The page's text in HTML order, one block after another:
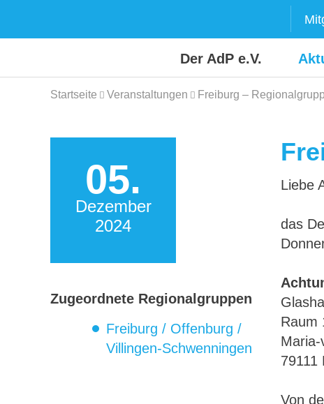
Der AdP e.V.
Startseite Veranstaltungen Freiburg –
05.
Dezember
2024
Zugeordnete Regionalgruppen
Freiburg / Offenburg /
Villingen-Schwenningen
Liebe
das
Raum
79111
Von